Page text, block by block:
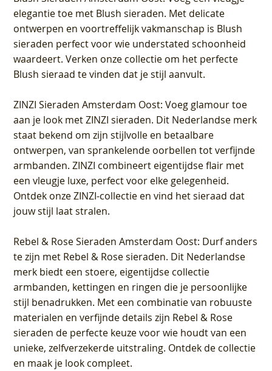
elegantie toe met Blush sieraden. Met delicate
ontwerpen en voortreffelijk vakmanschap is Blush
sieraden perfect voor wie understated schoonheid
waardeert. Verken onze collectie om het perfecte
Blush sieraad te vinden dat je stijl aanvult.
ZINZI Sieraden Amsterdam Oost: Voeg glamour toe
aan je look met ZINZI sieraden. Dit Nederlandse merk
staat bekend om zijn stijlvolle en betaalbare
ontwerpen, van sprankelende oorbellen tot verfijnde
armbanden. ZINZI combineert eigentijdse flair met
een vleugje luxe, perfect voor elke gelegenheid.
Ontdek onze ZINZI-collectie en vind het sieraad dat
jouw stijl laat stralen.
Rebel & Rose Sieraden Amsterdam Oost: Durf anders
te zijn met Rebel & Rose sieraden. Dit Nederlandse
merk biedt een stoere, eigentijdse collectie
armbanden, kettingen en ringen die je persoonlijke
stijl benadrukken. Met een combinatie van robuuste
materialen en verfijnde details zijn Rebel & Rose
sieraden de perfecte keuze voor wie houdt van een
unieke, zelfverzekerde uitstraling. Ontdek de collectie
en maak je look compleet.